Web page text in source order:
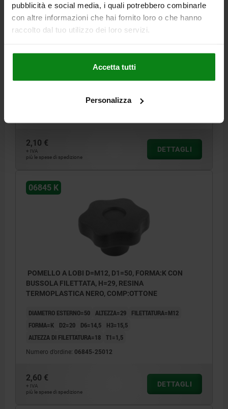
pubblicità e social media, i quali potrebbero combinarle
con altre informazioni che hai fornito loro o che hanno
raccolto dal tuo utilizzo dei loro servizi.
Accetta tutti
Personalizza
ALTEZZA DI FILETTATURA=14 T1=1,5
2,10 €
+ IVA
più le spese di spedizione
DETTAGLI
06845 K
POMELLO A LOBI D=M12, D1=50, FORMA:K CON
BUSSOLA FILETTATA, H=29, RESINA
TERMOPLASTICA NERO, COMP:OTTONE
DIAMETRO ESTERNO=50 ALTEZZA=29
FILETTATURA=M12
FORMA=K
D2=20 D6=14,5
H3=15,5
ALTEZZA DI FILETTATURA=18 T1=1,5
Numero d’ordine: 06845-25012
2,60 €
+ IVA
più le spese di spedizione
DETTAGLI